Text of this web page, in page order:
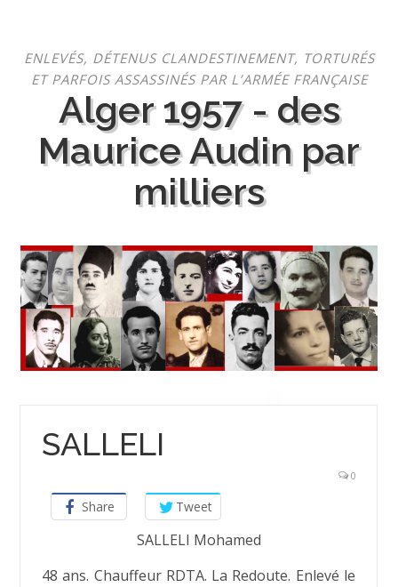
contenu
ENLEVÉS, DÉTENUS CLANDESTINEMENT, TORTURÉS
ET PARFOIS ASSASSINÉS PAR L’ARMÉE FRANÇAISE
Alger 1957 - des
Maurice Audin par
milliers
SALLELI
0
Share Tweet
SALLELI Mohamed
48 ans. Chauffeur RDTA. La Redoute. Enlevé le